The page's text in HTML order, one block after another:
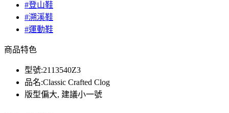
#登山鞋
#溯溪鞋
#運動鞋
商品特色
型號:2113540Z3
品名:Classic Crafted Clog
版型偏大, 建議小一號